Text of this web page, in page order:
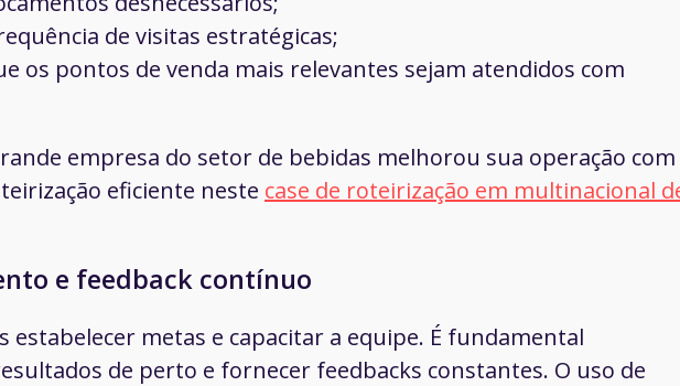
de visitas estratégicas;
os pontos de venda mais relevantes sejam atendidos com
empresa do setor de bebidas melhorou sua operação com
eficiente neste case de roteirização em multinacional
e feedback contínuo
estabelecer metas e capacitar a equipe. É fundamental
de perto e fornecer feedbacks constantes. O uso de